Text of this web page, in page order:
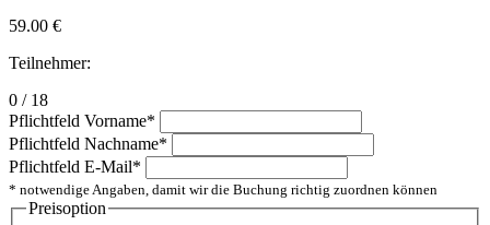
59.00 €
Teilnehmer:
0 / 18
Pflichtfeld Vorname*
Pflichtfeld Nachname*
Pflichtfeld E-Mail*
* notwendige Angaben, damit wir die Buchung richtig zuordnen können
Preisoption